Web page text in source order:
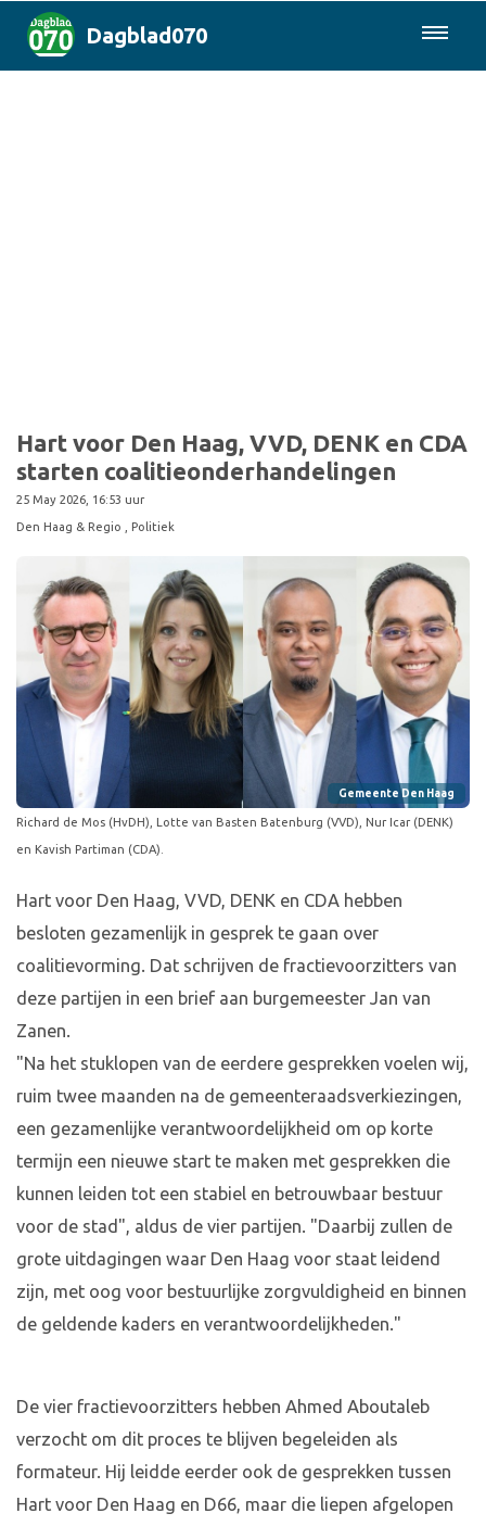
Dagblad070
Hart voor Den Haag, VVD, DENK en CDA
starten coalitieonderhandelingen
25 May 2026, 16:53 uur
Den Haag & Regio , Politiek
Gemeente Den Haag
Richard de Mos (HvDH), Lotte van Basten Batenburg (VVD), Nur Icar (DENK)
en Kavish Partiman (CDA).
Hart voor Den Haag, VVD, DENK en CDA hebben
besloten gezamenlijk in gesprek te gaan over
coalitievorming. Dat schrijven de fractievoorzitters van
deze partijen in een brief aan burgemeester Jan van
Zanen.
"Na het stuklopen van de eerdere gesprekken voelen wij,
ruim twee maanden na de gemeenteraadsverkiezingen,
een gezamenlijke verantwoordelijkheid om op korte
termijn een nieuwe start te maken met gesprekken die
kunnen leiden tot een stabiel en betrouwbaar bestuur
voor de stad", aldus de vier partijen. "Daarbij zullen de
grote uitdagingen waar Den Haag voor staat leidend
zijn, met oog voor bestuurlijke zorgvuldigheid en binnen
de geldende kaders en verantwoordelijkheden."
De vier fractievoorzitters hebben Ahmed Aboutaleb
verzocht om dit proces te blijven begeleiden als
formateur. Hij leidde eerder ook de gesprekken tussen
Hart voor Den Haag en D66, maar die liepen afgelopen